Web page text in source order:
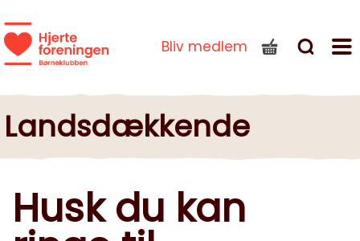
Bliv medlem
Landsdækkende
Husk du kan